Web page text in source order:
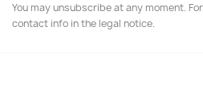
You may unsubscribe at any moment.
contact info in the legal notice.